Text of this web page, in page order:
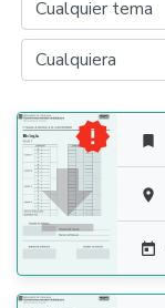

 

